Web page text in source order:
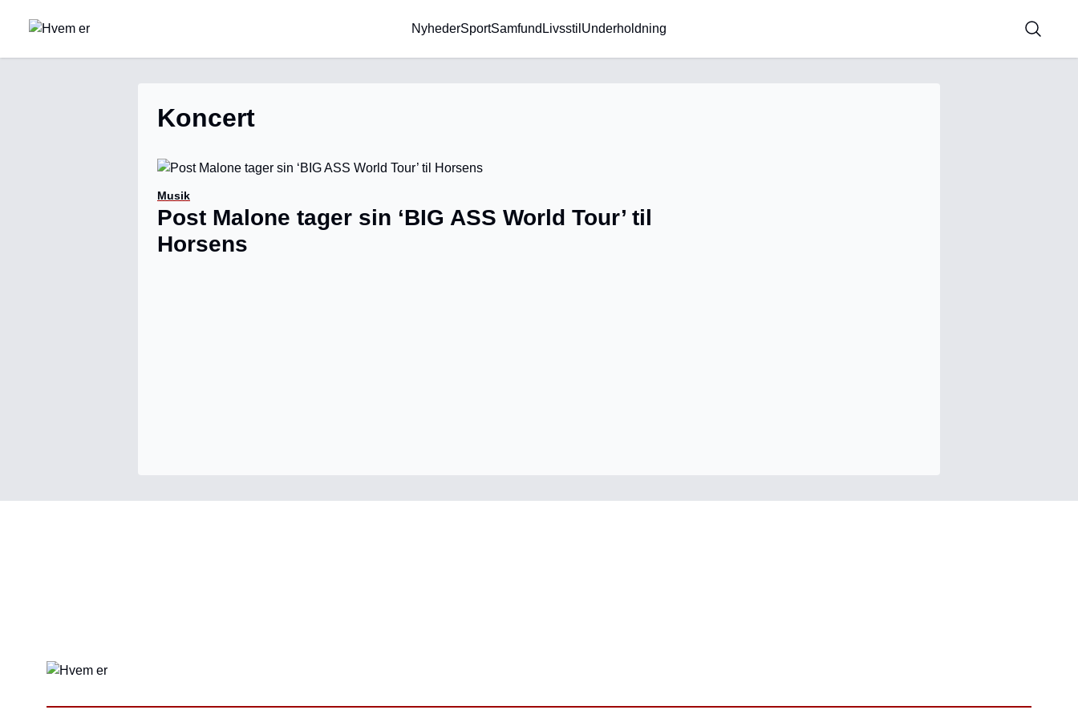
NyhederSportSamfund Livsstil Underholdning
Koncert
Musik
Post Malone tager sin ‘BIG ASS World Tour’ til
Horsens